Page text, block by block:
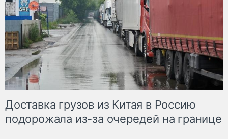
Доставка грузов из Китая в Россию
подорожала из-за очередей на границе